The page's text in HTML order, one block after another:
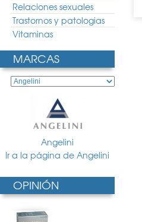
Relaciones sexuales
Trastornos y patologias
Vitaminas
MARCAS
Angelini
Ir a la página de Angelini
OPINIÓN